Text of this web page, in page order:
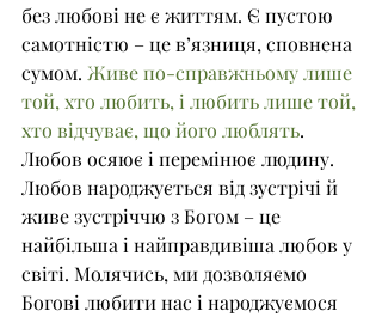
без любові не є життям. Є пустою
самотністю – це в’язниця, сповнена
сумом. Живе по-справжньому лише
той, хто любить, і любить лише той,
хто відчуває, що його люблять.
Любов осяює і перемінює людину.
Любов народжується від зустрічі й
живе зустріччю з Богом – це
найбільша і найправдивіша любов у
світі. Молячись, ми дозволяємо
Богові любити нас і народжуємося